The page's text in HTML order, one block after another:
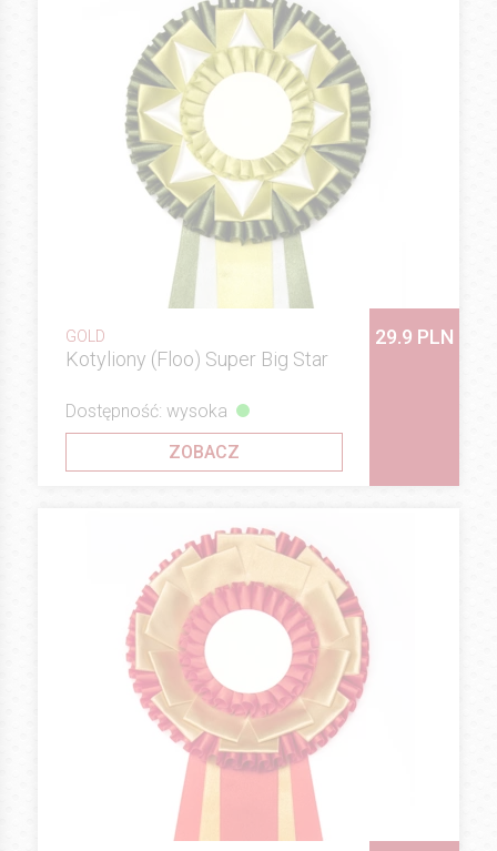
GOLD
Kotyliony (Floo) Super Big Star
29.9 PLN
Dostępność: wysoka
ZOBACZ